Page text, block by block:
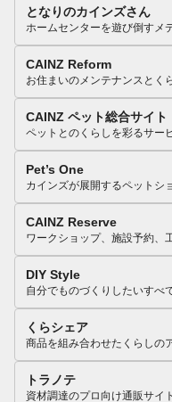
となりのカインズさん
ホームセンターを遊び倒すメ
CAINZ Reform
お住まいのメンテナンスとく
CAINZ ペット総合サイト
ペットとのくらしを彩るサー
Pet’s One
カインズが展開するペットシ
CAINZ Reserve
ワークショップ、施設予約、
DIY Style
自分でものづくりしたいすべ
くらシェア
商品を組み合わせたくらしの
トラノテ
資材調達のプロ向け通販サイト